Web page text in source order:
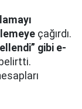
çağırdı.
gibi e-